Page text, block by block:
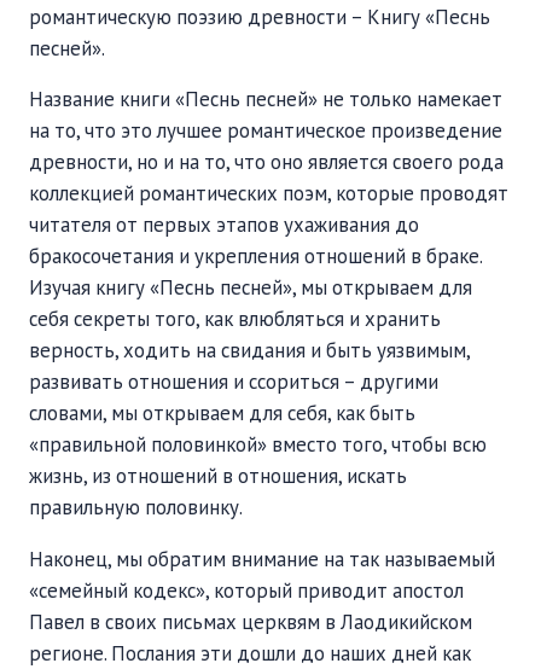
романтическую поэзию древности – Книгу «Песнь
песней».
Название книги «Песнь песней» не только намекает
на то, что это лучшее романтическое произведение
древности, но и на то, что оно является своего рода
коллекцией романтических поэм, которые проводят
читателя от первых этапов ухаживания до
бракосочетания и укрепления отношений в браке.
Изучая книгу «Песнь песней», мы открываем для
себя секреты того, как влюбляться и хранить
верность, ходить на свидания и быть уязвимым,
развивать отношения и ссориться – другими
словами, мы открываем для себя, как быть
«правильной половинкой» вместо того, чтобы всю
жизнь, из отношений в отношения, искать
правильную половинку.
Наконец, мы обратим внимание на так называемый
«семейный кодекс», который приводит апостол
Павел в своих письмах церквям в Лаодикийском
регионе. Послания эти дошли до наших дней как